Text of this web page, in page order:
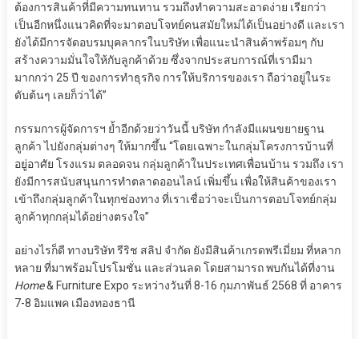
ต้องการสินค้าที่มีความทนทาน รวมถึงทำความสะอาดง่าย เรียกว่า
เป็นอีกหนึ่งแนวคิดที่จะมาตอบโจทย์คนสมัยใหม่ได้เป็นอย่างดี และเรา
ยังได้มีการจัดอบรมบุคลากรในบริษัท เพื่อแนะนำสินค้าพร้อมๆ กับ
สร้างความมั่นใจให้กับลูกค้าด้วย ซึ่งจากประสบการณ์ที่เรามีมา
มากกว่า 25 ปี ของการทำธุรกิจ การให้บริการของเรา ถือว่าอยู่ในระ
ดับต้นๆ เลยก็ว่าได้”
กรรมการผู้จัดการฯ ย้ำอีกด้วยว่าวันนี้ บริษัท กำลังมีแผนขยายฐาน
ลูกค้า ไปยังกลุ่มต่างๆ ให้มากขึ้น “โดยเฉพาะในกลุ่มโครงการบ้านที่
อยู่อาศัย โรงแรม ตลอดจน กลุ่มลูกค้าในประเทศเพื่อนบ้าน รวมถึง เรา
ยังมีการสนับสนุนการทำตลาดออนไลน์ เพิ่มขึ้น เพื่อให้สินค้าของเรา
เข้าถึงกลุ่มลูกค้าในทุกช่องทาง ที่เราเชื่อว่าจะเป็นการตอบโจทย์กลุ่ม
ลูกค้าทุกกลุ่มได้อย่างตรงใจ”
อย่างไรก็ดี ทางบริษัท รีริช สลิป จำกัด ยังมีสินค้าเกรดพรีเมี่ยม ที่หลาก
หลาย ที่มาพร้อมโปรโมชั่น และส่วนลด โดยสามารถ พบกันได้ที่งาน
Home& Furniture Expo ระหว่างวันที่ 8-16 กุมภาพันธ์ 2568 ที่ อาคาร
7-8 อิมแพค เมืองทองธานี